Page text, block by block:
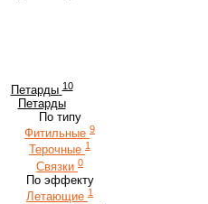
Петарды 10
Петарды
По типу
Фитильные 9
Терочные 1
Связки 0
По эффекту
Летающие 1